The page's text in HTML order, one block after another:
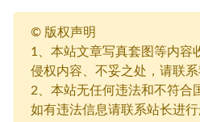
© 版权声明
1、本站文章写真套图等内容
侵权内容、不妥之处，请联
2、本站无任何违法和不符合
如有违法信息请联系站长进